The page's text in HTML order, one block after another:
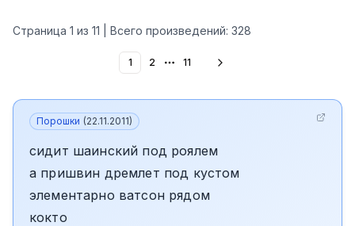
Страница 1 из 11 | Всего произведений: 328
1 2 More pages
11
Порошки (22.11.2011)
сидит шаинский под роялем
а пришвин дремлет под кустом
элементарно ватсон рядом
кокто